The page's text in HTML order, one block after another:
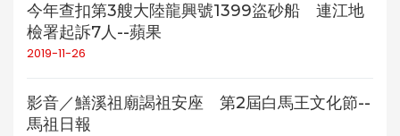
今年查扣第3艘大陸龍興號1399盜砂船 連江地
檢署起訴7人--蘋果
2019-11-26
影音／鱔溪祖廟謁祖安座 第2屆白馬王文化節--
馬祖日報